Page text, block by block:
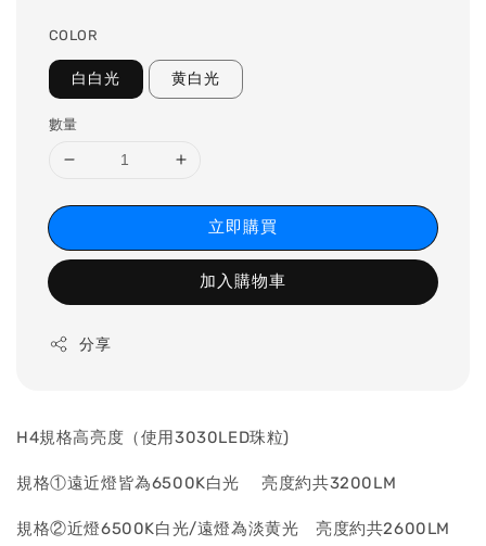
COLOR
白白光 黄白光
數量
立即購買
加入購物車
分享
H4規格高亮度（使用3030LED珠粒)
規格①遠近燈皆為6500K白光 亮度約共3200LM
規格②近燈6500K白光/遠燈為淡黄光 亮度約共2600LM